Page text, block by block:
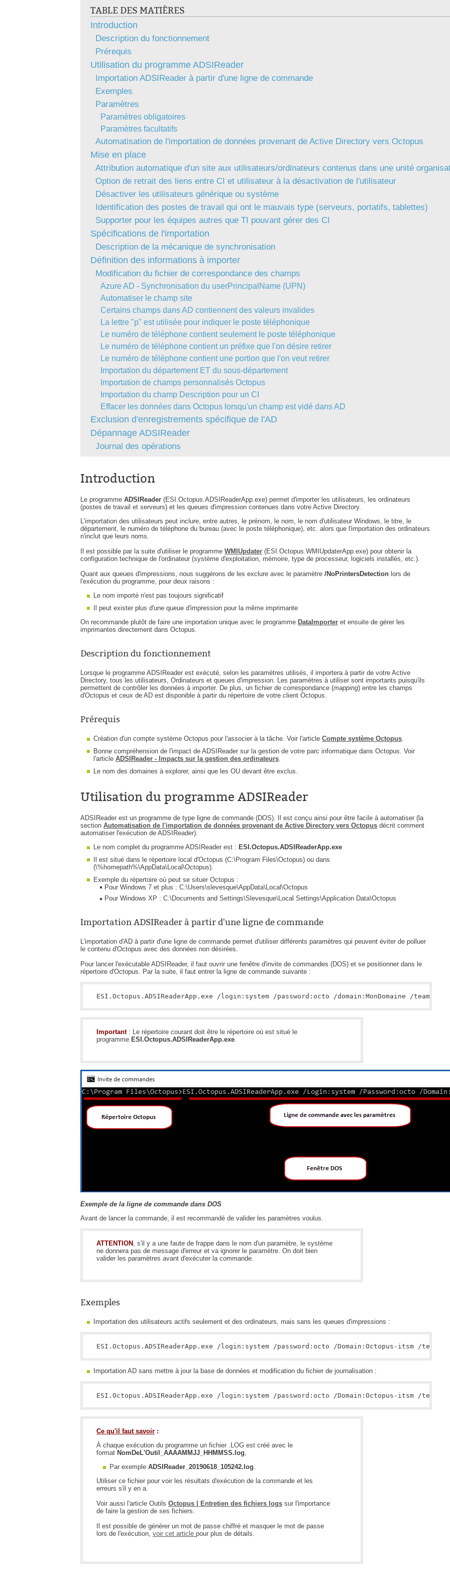
Configuration EntraID
Configurations
En construction
Équipes non TI
État des services / Status
externe
Fichiers
Foire aux questions
Formulaire
Gestion des problèmes
Gestion des requêtes
groupe
groupes
IA
Import
Importation-Dataimporter
Journée Utilisateurs Octopus
JUO
Locaux
Mobile Octopus
Octopus 7
Outils d'administration
Relations
requêtes générées
rôles
sites
suivi par
suivi principal
TLS Sécurité Proxy communication
utilisateur
Utilisation avancée
Webtech
TABLE DES MATIÈRES
Introduction
Description du fonctionnement
Prérequis
Utilisation du programme ADSIReader
Importation ADSIReader à partir d'une ligne de commande
Exemples
Paramètres
Paramètres obligatoires
Paramètres facultatifs
Automatisation de l'importation de données provenant de Active Directory vers Octopus
Mise en place
Attribution automatique d'un site aux utilisateurs/ordinateurs contenus dans une unité
Option de retrait des liens entre CI et utilisateur à la désactivation de l'utilisateur
Désactiver les utilisateurs générique ou système
Identification des postes de travail qui ont le mauvais type (serveurs, portatifs, tablettes)
Supporter pour les équipes autres que TI pouvant gérer des CI
Spécifications de l'importation
Description de la mécanique de synchronisation
Définition des informations à importer
Modification du fichier de correspondance des champs
Azure AD - Synchronisation du userPrincipalName (UPN)
Automatiser le champ site
Certains champs dans AD contiennent des valeurs invalides
La lettre "p" est utilisée pour indiquer le poste téléphonique
Le numéro de téléphone contient seulement le poste téléphonique
Le numéro de téléphone contient un préfixe que l'on désire retirer
Le numéro de téléphone contient une portion que l'on veut retirer
Importation du département ET du sous-département
Importation de champs personnalisés Octopus
Importation du champ Description pour un CI
Effacer les données dans Octopus lorsqu'un champ est vidé dans AD
Exclusion d'enregistrements spécifique de l'AD
Dépannage ADSIReader
Journal des opérations
Introduction
Le programme ADSIReader (ESI.Octopus.ADSIReaderApp.exe) permet d'importer les utilisateurs, les ordinateurs
(postes de travail et serveurs) et les queues d'impression contenues dans votre Active Directory.
L'importation des utilisateurs peut inclure, entre autres, le prénom, le nom, le nom d'utilisateur Windows, le titre, le
département, le numéro de téléphone du bureau (avec le poste téléphonique), etc. alors que l'importation des ordinateurs
n'inclut que leurs noms.
Il est possible par la suite d'utiliser le programme WMIUpdater (ESI.Octopus.WMIUpdaterApp.exe) pour obtenir la
configuration technique de l'ordinateur (système d'exploitation, mémoire, type de processeur, logiciels installés, etc.).
Quant aux queues d'impressions, nous suggérons de les exclure avec le paramètre /NoPrintersDetection lors de
l'exécution du programme, pour deux raisons :
Le nom importé n'est pas toujours significatif
Il peut exister plus d'une queue d'impression pour la même imprimante
On recommande plutôt de faire une importation unique avec le programme DataImporter et ensuite de gérer les
imprimantes directement dans Octopus.
Description du fonctionnement
Lorsque le programme ADSIReader est exécuté, selon les paramètres utilisés, il importera à partir de votre Active
Directory, tous les utilisateurs, Ordinateurs et queues d'impression. Les paramètres à utiliser sont importants puisqu'ils
permettent de contrôler les données à importer. De plus, un fichier de correspondance (mapping) entre les champs
d'Octopus et ceux de AD est disponible à partir du répertoire de votre client Octopus.
Prérequis
Création d'un compte système Octopus pour l'associer à la tâche. Voir l'article Compte système Octopus.
Bonne compréhension de l'impact de ADSIReader sur la gestion de votre parc informatique dans Octopus. Voir
l'article ADSIReader - Impacts sur la gestion des ordinateurs.
Le nom des domaines à explorer, ainsi que les OU devant être exclus.
Utilisation du programme ADSIReader
ADSIReader est un programme de type ligne de commande (DOS). Il est conçu ainsi pour être facile à automatiser (la
section Automatisation de l'importation de données provenant de Active Directory vers Octopus décrit comment
automatiser l'exécution de ADSIReader).
Le nom complet du programme ADSIReader est : ESI.Octopus.ADSIReaderApp.exe
Il est situé dans le répertoire local d'Octopus (C:\Program Files\Octopus) ou dans
(\%homepath%\AppData\Local\Octopus).
Exemple du répertoire où peut se situer Octopus :
Pour Windows 7 et plus : C:\Users\slevesque\AppData\Local\Octopus
Pour Windows XP : C:\Documents and Settings\Slevesque\Local Settings\Application Data\Octopus
Importation ADSIReader à partir d'une ligne de commande
L'importation d'AD à partir d'une ligne de commande permet d'utiliser différents paramètres qui peuvent éviter de polluer
le contenu d'Octopus avec des données non désirées.
Pour lancer l'exécutable ADSIReader, il faut ouvrir une fenêtre d'invite de commandes (DOS) et se positionner dans le
répertoire d'Octopus. Par la suite, il faut entrer la ligne de commande suivante :
ESI.Octopus.ADSIReaderApp.exe /login:system /password:octo /domain:MonDomaine /team:1
Important : Le répertoire courant doit être le répertoire où est situé le
programme ESI.Octopus.ADSIReaderApp.exe.
Exemple de la ligne de commande dans DOS
Avant de lancer la commande, il est recommandé de valider les paramètres voulus.
ATTENTION , s'il y a une faute de frappe dans le nom d'un paramètre, le système
ne donnera pas de message d'erreur et va ignorer le paramètre. On doit bien
valider les paramètres avant d'exécuter la commande.
Exemples
Importation des utilisateurs actifs seulement et des ordinateurs, mais sans les queues d'impressions :
ESI.Octopus.ADSIReaderApp.exe /login:system /password:octo /Domain:Octopus-itsm /
Importation AD sans mettre à jour la base de données et modification du fichier de journalisation :
Ce qu'il faut savoir :
À chaque exécution du programme un fichier .LOG est créé avec le
format NomDeL'Outil_AAAAMMJJ_HHMMSS.log,
Par exemple ADSIReader_20190618_105242.log.
Utiliser ce fichier pour voir les résultats d'exécution de la commande et les
erreurs s'il y en a.
Voir aussi l'article Outils Octopus | Entretien des fichiers logs sur l'importance
de faire la gestion de ses fichiers.
Il est possible de générer un mot de passe chiffré et masquer le mot de passe
lors de l'exécution, voir cet article pour plus de détails.